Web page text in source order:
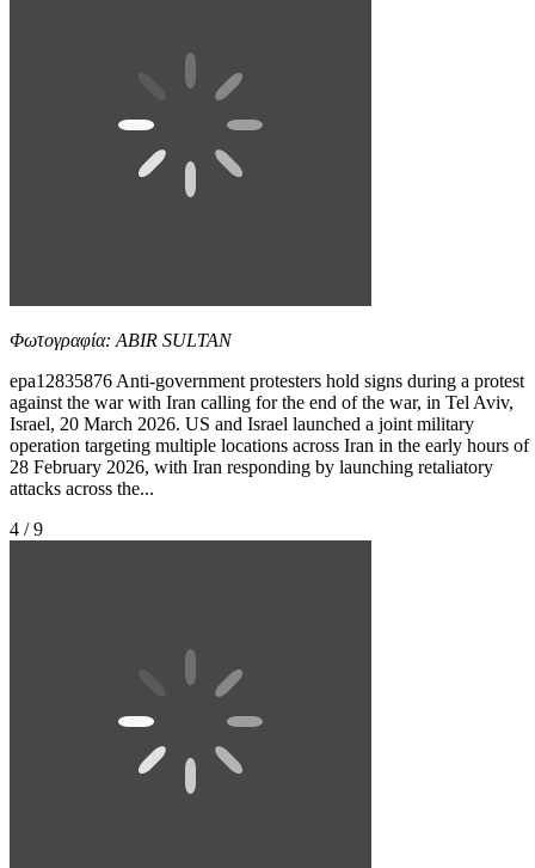
Φωτογραφία: ABIR SULTAN
epa12835876 Anti-government protesters hold signs during a protest
against the war with Iran calling for the end of the war, in Tel Aviv,
Israel, 20 March 2026. US and Israel launched a joint military
operation targeting multiple locations across Iran in the early hours of
28 February 2026, with Iran responding by launching retaliatory
attacks across the...
4 / 9